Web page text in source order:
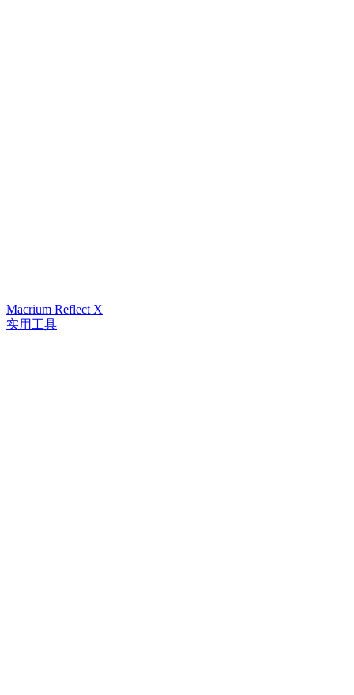
Macrium Reflect X
实用工具